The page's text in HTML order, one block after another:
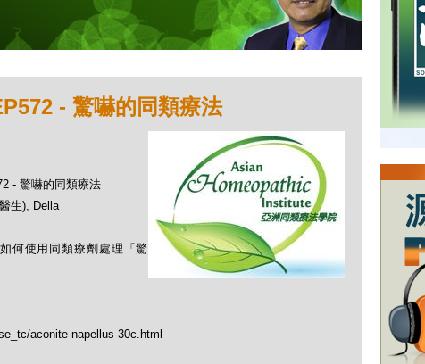
- 驚嚇的同類療法
- 驚嚇的同類療法
生), Della
何使用同類療劑處理「驚
aconite-napellus-30c.html